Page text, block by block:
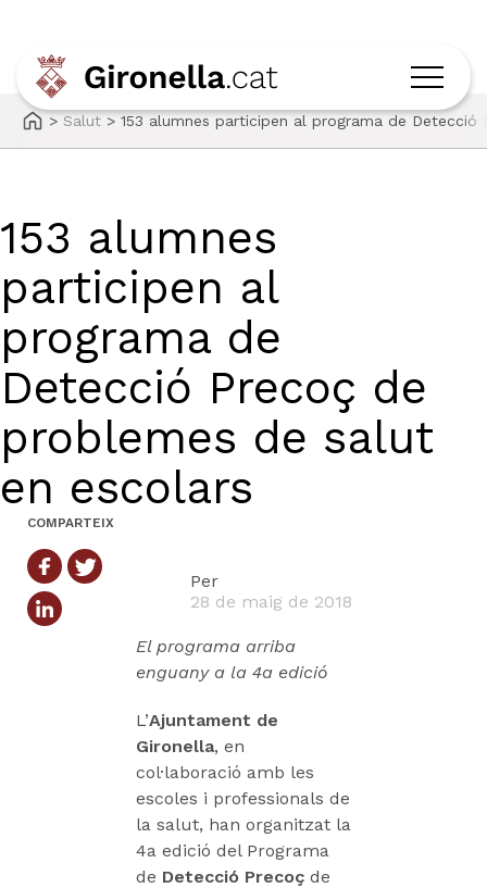
> Salut > 153 alumnes participen al programa de
153 alumnes
participen al
programa de
Detecció Precoç de
problemes de salut
en escolars
COMPARTEIX
Per
28 de maig de 2018
El programa arriba
enguany a la 4a edició
L’Ajuntament de
Gironella, en
col·laboració amb les
escoles i professionals de
la salut, han organitzat la
4a edició del Programa
de Detecció Precoçde